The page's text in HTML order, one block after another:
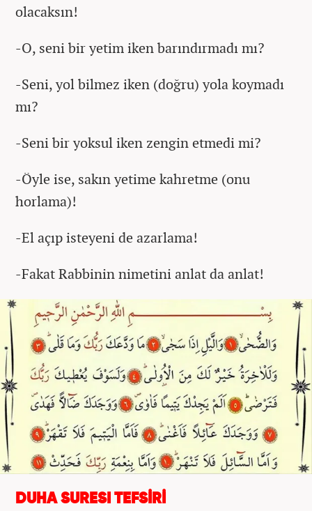
olacaksın!
-O, seni bir yetim iken barındırmadı mı?
-Seni, yol bilmez iken (doğru) yola koymadı
mı?
-Seni bir yoksul iken zengin etmedi mi?
-Öyle ise, sakın yetime kahretme (onu
horlama)!
-El açıp isteyeni de azarlama!
-Fakat Rabbinin nimetini anlat da anlat!
DUHA SURESI TEFSİRİ